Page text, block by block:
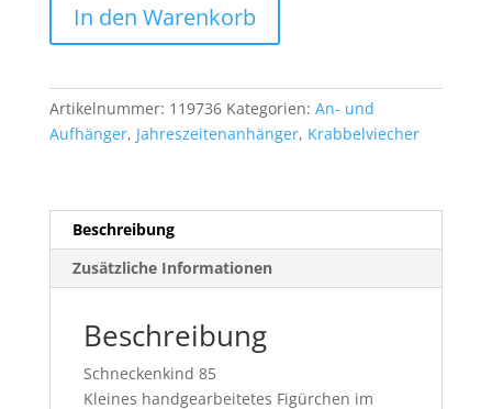
85
In den Warenkorb
Artikelnummer: 119736 Kategorien: An- und
Aufhänger, Jahreszeitenanhänger, Krabbelviecher
Beschreibung
Zusätzliche Informationen
Beschreibung
Schneckenkind 85
Kleines handgearbeitetes Figürchen im